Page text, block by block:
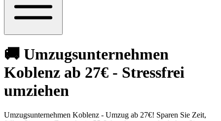
🚚 Umzugsunternehmen
Koblenz ab 27€ - Stressfrei
umziehen
Umzugsunternehmen Koblenz - Umzug ab 27€! Sparen Sie Zeit,